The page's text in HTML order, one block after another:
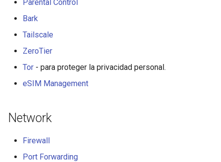
GL-B1300 (Convexa-B)
GL-MV1000 (Brume)
Parental Control
Bark
Tailscale
ZeroTier
Tor - para proteger la privacidad personal.
eSIM Management
Network
Firewall
Port Forwarding